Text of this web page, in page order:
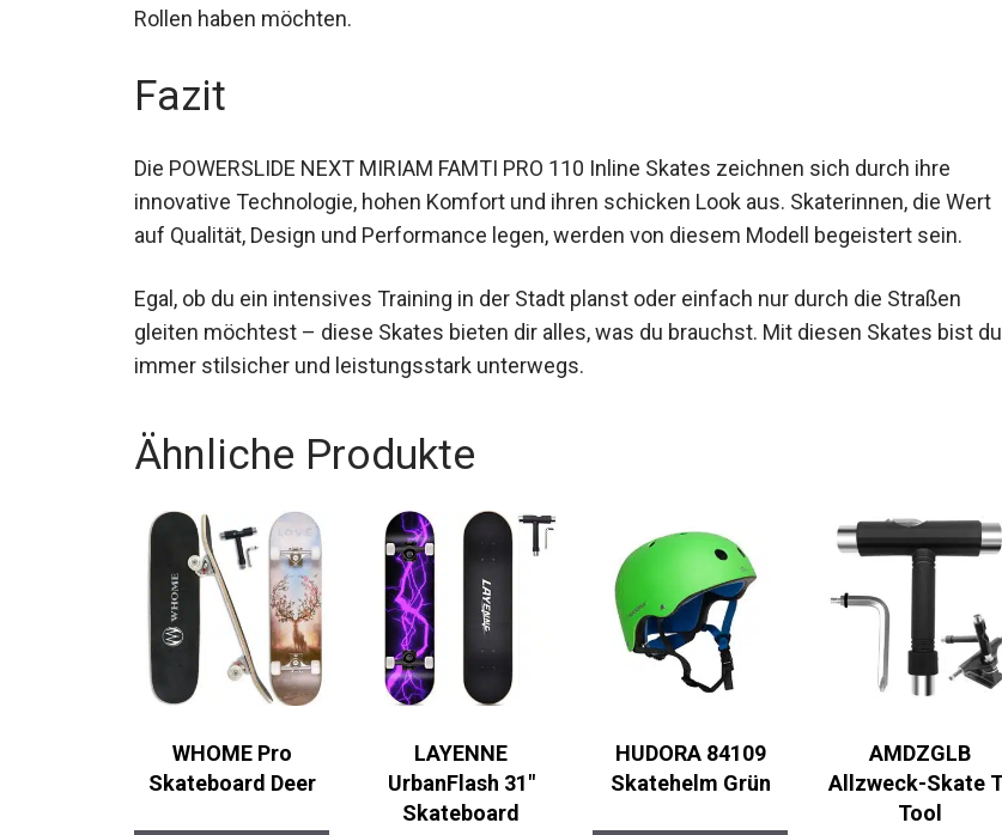
Rollen haben möchten.
Fazit
Die POWERSLIDE NEXT MIRIAM FAMTI PRO 110 Inline Skates zeichnen sich durch ihre
innovative Technologie, hohen Komfort und ihren schicken Look aus. Skaterinnen, die Wert
auf Qualität, Design und Performance legen, werden von diesem Modell begeistert sein.
Egal, ob du ein intensives Training in der Stadt planst oder einfach nur durch die Straßen
gleiten möchtest – diese Skates bieten dir alles, was du brauchst. Mit diesen Skates bist du
immer stilsicher und leistungsstark unterwegs.
Ähnliche Produkte
WHOME Pro
Skateboard Deer
LAYENNE
UrbanFlash 31″
Skateboard
HUDORA 84109
Skatehelm Grün
AMDZGLB
Allzweck-Skate T-
Tool